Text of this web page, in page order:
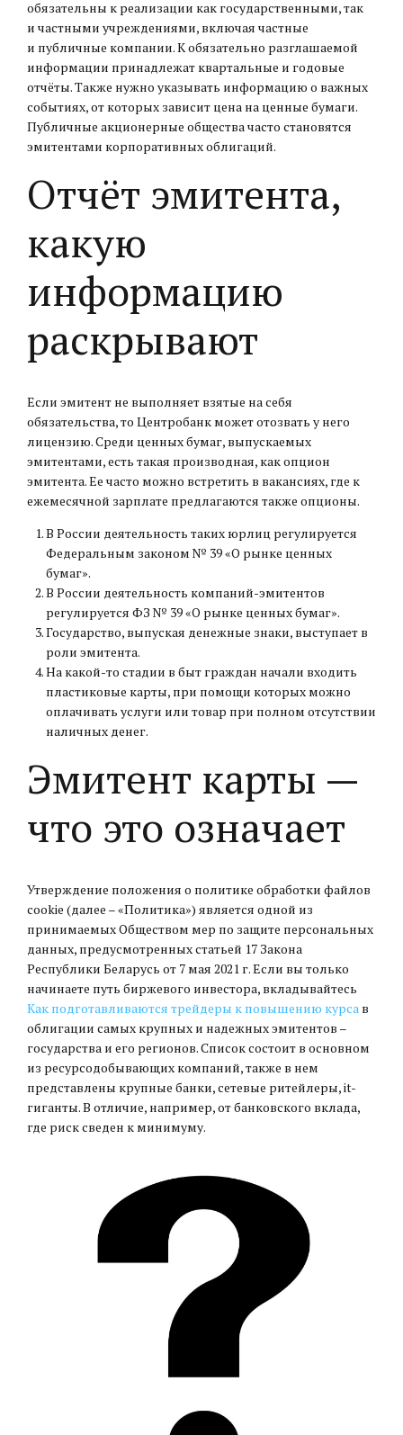
обязательны к реализации как государственными, так
и частными учреждениями, включая частные
и публичные компании. К обязательно разглашаемой
информации принадлежат квартальные и годовые
отчёты. Также нужно указывать информацию о важных
событиях, от которых зависит цена на ценные бумаги.
Публичные акционерные общества часто становятся
эмитентами корпоративных облигаций.
Отчёт эмитента,
какую
информацию
раскрывают
Если эмитент не выполняет взятые на себя
обязательства, то Центробанк может отозвать у него
лицензию. Среди ценных бумаг, выпускаемых
эмитентами, есть такая производная, как опцион
эмитента. Ее часто можно встретить в вакансиях, где к
ежемесячной зарплате предлагаются также опционы.
В России деятельность таких юрлиц регулируется
Федеральным законом № 39 «О рынке ценных
бумаг».
В России деятельность компаний-эмитентов
регулируется ФЗ № 39 «О рынке ценных бумаг».
Государство, выпуская денежные знаки, выступает в
роли эмитента.
На какой-то стадии в быт граждан начали входить
пластиковые карты, при помощи которых можно
оплачивать услуги или товар при полном отсутствии
наличных денег.
Эмитент карты —
что это означает
Утверждение положения о политике обработки файлов
cookie (далее – «Политика») является одной из
принимаемых Обществом мер по защите персональных
данных, предусмотренных статьей 17 Закона
Республики Беларусь от 7 мая 2021 г. Если вы только
начинаете путь биржевого инвестора, вкладывайтесь
Как подготавливаются трейдеры к повышению курса в
облигации самых крупных и надежных эмитентов –
государства и его регионов. Список состоит в основном
из ресурсодобывающих компаний, также в нем
представлены крупные банки, сетевые ритейлеры, it-
гиганты. В отличие, например, от банковского вклада,
где риск сведен к минимуму.